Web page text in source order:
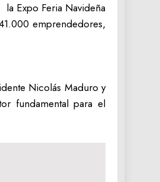
Expo Feria Navideña
emprendedores,
Nicolás Maduro y
fundamental para el